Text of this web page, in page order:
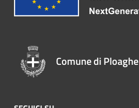
Comune di Ploaghe